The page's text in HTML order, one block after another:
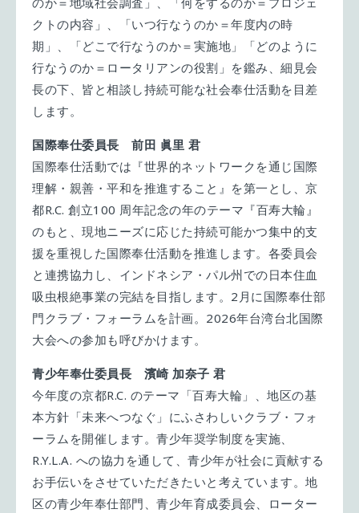
クトの内容」、「いつ行なうのか＝年度内の時
期」、「どこで行なうのか＝実施地」「どのように
行なうのか＝ロータリアンの役割」を鑑み、細見会
長の下、皆と相談し持続可能な社会奉仕活動を目差
します。
国際奉仕委員長 前田 眞里 君
国際奉仕活動では『世界的ネットワークを通じ国際
理解・親善・平和を推進すること』を第一とし、京
都R.C. 創立100 周年記念の年のテーマ『百寿大輪』
のもと、現地ニーズに応じた持続可能かつ集中的支
援を重視した国際奉仕活動を推進します。各委員会
と連携協力し、インドネシア・パル州での日本住血
吸虫根絶事業の完結を目指します。2月に国際奉仕部
門クラブ・フォーラムを計画。2026年台湾台北国際
大会への参加も呼びかけます。
青少年奉仕委員長 濱崎 加奈子 君
今年度の京都R.C. のテーマ「百寿大輪」、地区の基
本方針「未来へつなぐ」にふさわしいクラブ・フォ
ーラムを開催します。青少年奨学制度を実施、
R.Y.L.A. への協力を通して、青少年が社会に貢献する
お手伝いをさせていただきたいと考えています。地
区の青少年奉仕部門、青少年育成委員会、ローター